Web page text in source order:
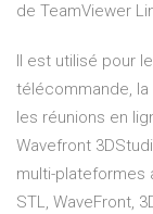
de TeamViewer
Il est utilisé pour
télécommande,
les réunions en
Wavefront
multi-plateformes
STL, WaveFront,